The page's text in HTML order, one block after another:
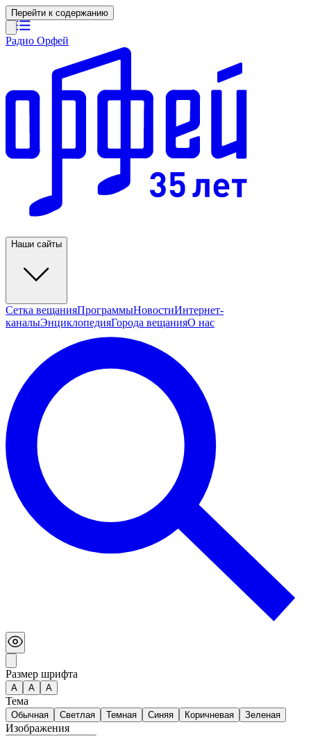
Перейти к содержанию
Радио Орфей
Наши сайты
Сетка вещанияПрограммыНовостиИнтернет-
каналыЭнциклопедияГорода вещанияО нас
Размер шрифта
А A A
Тема
Обычная Светлая Темная Синяя Коричневая Зеленая
Изображения